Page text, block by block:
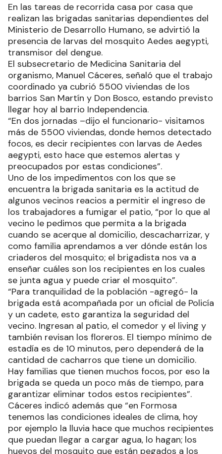
En las tareas de recorrida casa por casa que
realizan las brigadas sanitarias dependientes del
Ministerio de Desarrollo Humano, se advirtió la
presencia de larvas del mosquito Aedes aegypti,
transmisor del dengue.
El subsecretario de Medicina Sanitaria del
organismo, Manuel Cáceres, señaló que el trabajo
coordinado ya cubrió 5500 viviendas de los
barrios San Martín y Don Bosco, estando previsto
llegar hoy al barrio Independencia.
“En dos jornadas –dijo el funcionario- visitamos
más de 5500 viviendas, donde hemos detectado
focos, es decir recipientes con larvas de Aedes
aegypti, esto hace que estemos alertas y
preocupados por estas condiciones”.
Uno de los impedimentos con los que se
encuentra la brigada sanitaria es la actitud de
algunos vecinos reacios a permitir el ingreso de
los trabajadores a fumigar el patio, “por lo que al
vecino le pedimos que permita a la brigada
cuando se acerque al domicilio, descacharrizar, y
como familia aprendamos a ver dónde están los
criaderos del mosquito; el brigadista nos va a
enseñar cuáles son los recipientes en los cuales
se junta agua y puede criar el mosquito”.
“Para tranquilidad de la población -agregó- la
brigada está acompañada por un oficial de Policía
y un cadete, esto garantiza la seguridad del
vecino. Ingresan al patio, el comedor y el living y
también revisan los floreros. El tiempo mínimo de
estadía es de 10 minutos, pero dependerá de la
cantidad de cacharros que tiene un domicilio.
Hay familias que tienen muchos focos, por eso la
brigada se queda un poco más de tiempo, para
garantizar eliminar todos estos recipientes”.
Cáceres indicó además que “en Formosa
tenemos las condiciones ideales de clima, hoy
por ejemplo la lluvia hace que muchos recipientes
que puedan llegar a cargar agua, lo hagan; los
huevos del mosquito que están pegados a los